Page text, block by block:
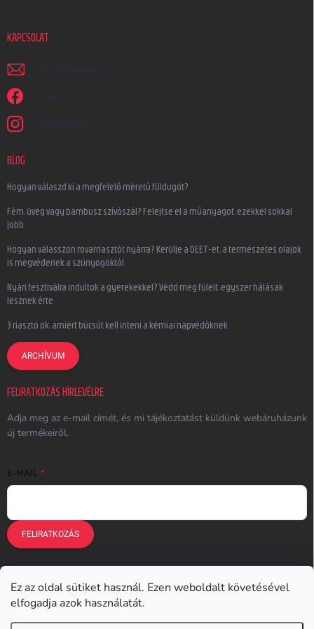
Ez az oldal sütiket használ. Ezen weboldalt követésével
elfogadja azok használatát.
KAPCSOLAT
irjon @ earplugs.hu
Facebook
earplugs.hu
BLOG
Hogyan válaszd ki a megfelelő méretű füldugót?
Fém, üveg vagy bambusz szívószál? Felejtse el a műanyagot, ezekkel sokkal
jobb
Hogyan válasszon rovarriasztót nyárra? Kerülje a DEET-et, a természetes olajok
is megvédenek a szúnyogoktól
Nyári fesztiválra indultok a gyerekekkel? Védd meg füleit, egyszer hálásak
lesznek érte
3 riasztó ok, amiért búcsút kell inteni a kémiai napvédőknek
ARCHÍVUM
FELIRATKOZÁS HÍRLEVÉLRE
Adja meg az e-mail címét, és mi tájékoztatást küldünk webáruházunk
új termékeiről.
E-MAIL
FELIRATKOZÁS
Earplugs.cz Earplugs.sk
Earplugs.at Earplugs.ro Lunesto.cz